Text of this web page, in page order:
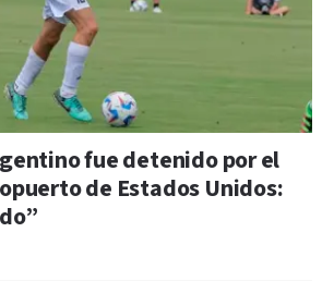
fue detenido por el
de Estados Unidos: